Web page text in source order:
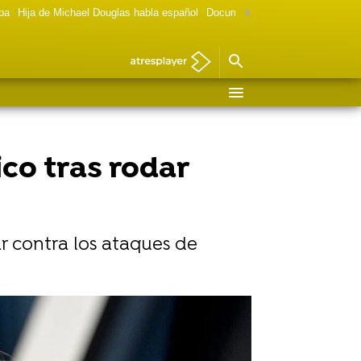
Hija de Michael Douglas habla español Documental Las chicas Gilmore
tras rodar
contra los ataques de